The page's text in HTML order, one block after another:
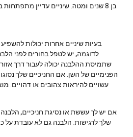
בן 8 שנים ומטה. שיניים עדיין
בעיות שיניים אחרות יכולות
לדוגמה, יש לטפל בחורים לפני
שתמיסת ההלבנה יכולה לעבור דרך
הפנימיים של השן. אם החניכיים שלך
עשויים להיראות צהובים או דהויים.
אם יש לך עששת או נסיגת חניכיים,
שלך לרגישות. הלבנה גם לא עובדת על